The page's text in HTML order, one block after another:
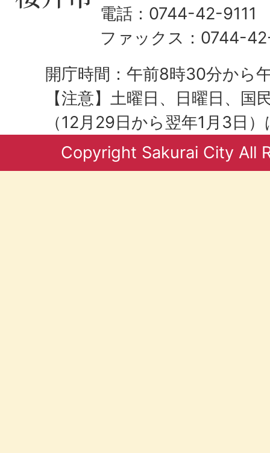
電話：0744-42-9111
ファックス：0744-
開庁時間：午前8時30分から
【注意】土曜日、日曜日、国
（12月29日から翌年1月3日
Copyright Sakurai City All